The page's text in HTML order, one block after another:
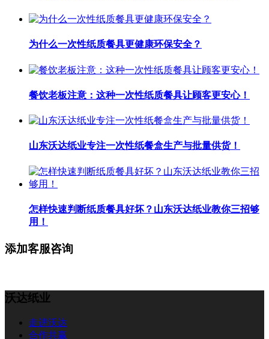
为什么一次性纸质餐具更健康环保安全？
餐饮老板注意：这种一次性纸质餐具让顾客更安心！
山东沃达纸业专注一次性纸餐盒生产与批量供货！
怎样快速判断纸质餐具好坏？山东沃达纸业教你三招够
用！
添加客服咨询
沃达纸业
走进沃达
合作共赢